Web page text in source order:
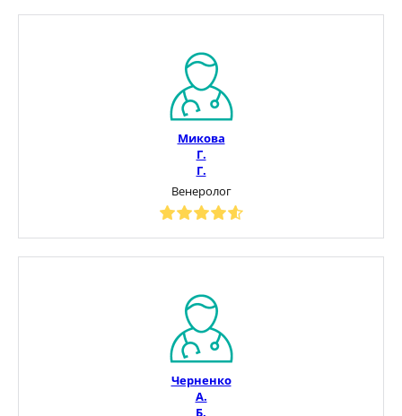
Микова
Г.
Г.
Венеролог
Черненко
А.
Б.